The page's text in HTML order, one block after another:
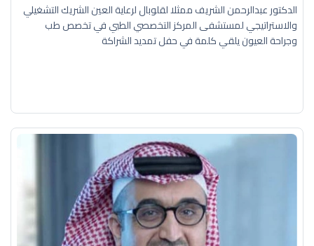
الدكتور عبدالرحمن الشريف ممثلا لقلوبال لرعاية العين الشريك التشغيلي
والاستراتيجي لمستشفى المركز التخصصي الطبي في تخصص طب
وجراحة العيون يلقي كلمة في حفل تمديد الشراكة